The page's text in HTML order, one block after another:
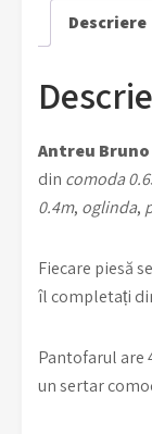
Descriere
Antreu Bruno
din comoda
0.4m, oglinda,
Fiecare piesă
îl completați
Pantofarul are
un sertar